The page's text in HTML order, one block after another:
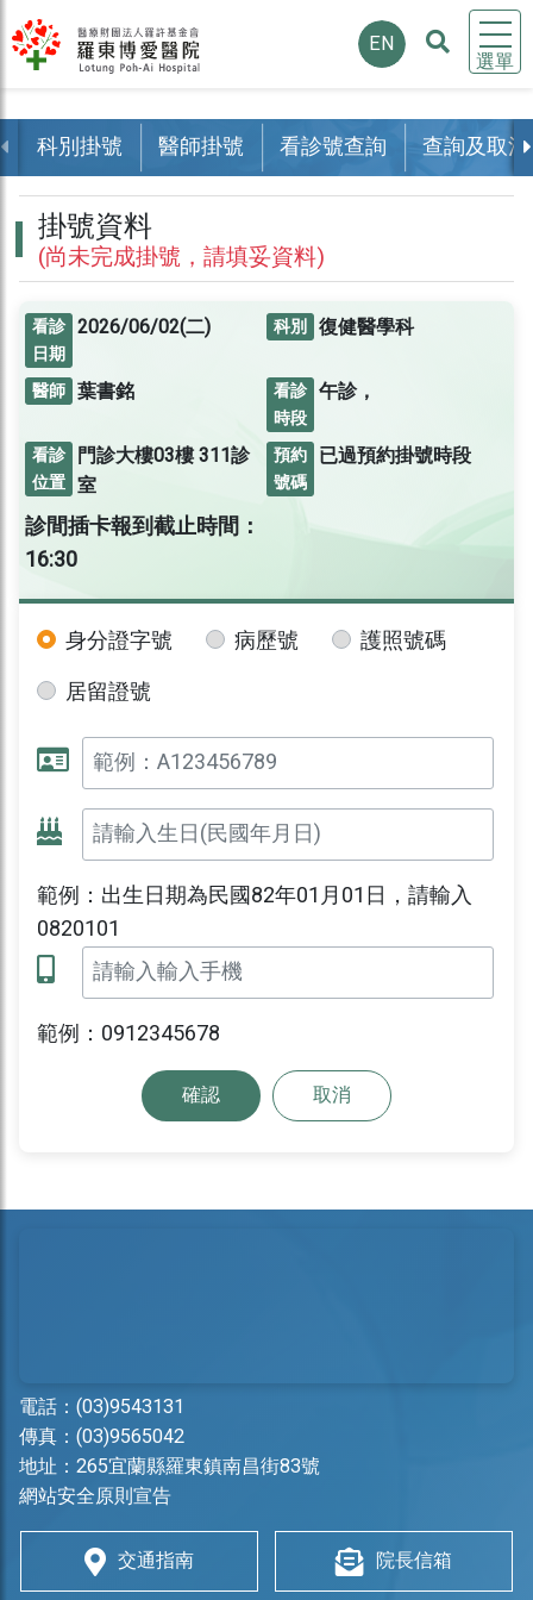
選單
EN
科別掛號 醫師掛號 看診號查詢 查詢及取消
掛號資料
(尚未完成掛號，請填妥資料)
看診
日期
2026/06/02(二) 科別 復健醫學科
醫師 葉書銘
看診
時段
午診，
看診
位置
門診大樓03樓311診
室
預約
號碼
已過預約掛號時段
診間插卡報到截止時間：
16:30
身分證字號 病歷號
護照號碼
居留證號
範例：出生日期為民國82年01月01日，請輸入
0820101
範例：0912345678
確認 取消
電話： (03)9543131
傳真：(03)9565042
地址： 265宜蘭縣羅東鎮南昌街83號
網站安全原則宣告
交通指南 院長信箱